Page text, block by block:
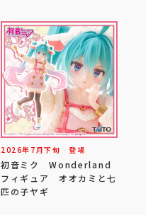
2026年 7 月下旬 登場
初音ミク Wonderland
フィギュア オオカミと七
匹の子ヤギ